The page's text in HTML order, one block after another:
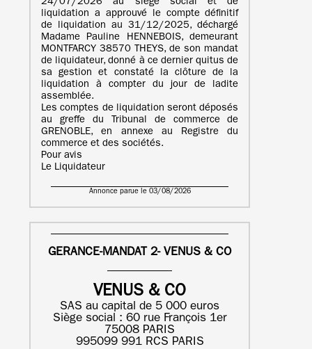
24/07/2026 au siège social et de
liquidation a approuvé le compte définitif
de liquidation au 31/12/2025, déchargé
Madame Pauline HENNEBOIS, demeurant
MONTFARCY 38570 THEYS, de son mandat
de liquidateur, donné à ce dernier quitus de
sa gestion et constaté la clôture de la
liquidation à compter du jour de ladite
assemblée.
Les comptes de liquidation seront déposés
au greffe du Tribunal de commerce de
GRENOBLE, en annexe au Registre du
commerce et des sociétés.
Pour avis
Le Liquidateur
Annonce parue le 03/08/2026
GERANCE-MANDAT 2- VENUS & CO
VENUS & CO
SAS au capital de 5 000 euros
Siège social : 60 rue François 1er
75008 PARIS
995099 991 RCS PARIS